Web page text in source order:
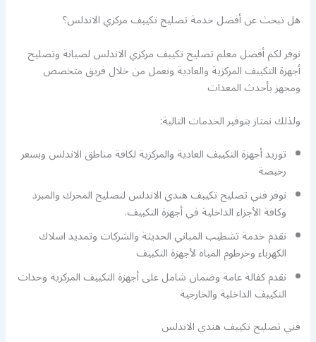
هل تبحث عن أفضل خدمة تصليح تكييف مركزي الاندلس؟
نوفر لكم أفضل معلم تصليح تكييف مركزي الاندلس لصيانة وتصليح
أجهزة التكييف المركزية والعادية ونعمل من خلال فريق متخصص
ومجهز بأحدث المعدات
ولذلك نمتاز بتوفير الخدمات التالية:
توريد أجهزة التكييف العادية والمركزية لكافة مناطق الاندلس وبسعر
رخيصة
نوفر فني تصليح تكييف هندي الاندلس لتصليح المحرك والمبرد
وكافة الأجزاء الداخلية في أجهزة التكييف.
نقدم خدمة تشطيب المباني الحديثة والشركات وتمديد اسلاك
الكهرباء وخرطوم المياه لأجهزة التكييف
نقدم كفالة عامة وضمان شامل على أجهزة التكييف المركزية وحدات
التكييف الداخلية والخارجية
فني تصليح تكييف هندي الاندلس